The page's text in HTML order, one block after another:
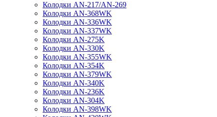
Колодки AN-217/AN-269
Колодки AN-368WK
Колодки AN-336WK
Колодки AN-337WK
Колодки AN-275K
Колодки AN-330K
Колодки AN-355WK
Колодки AN-354K
Колодки AN-379WK
Колодки AN-340K
Колодки AN-236K
Колодки AN-304K
Колодки AN-398WK